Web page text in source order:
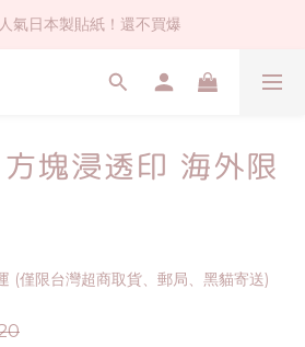
氣！各種有趣的打洞器
氣日本製貼紙！還不買爆
$1500免運(台灣地區)
塊浸透印 海外限
(僅限台灣超商取貨、郵局、黑貓寄送)